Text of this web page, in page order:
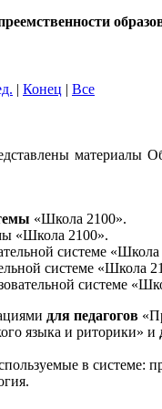
| Конец | Все
материалы
«Школа 2100».
«Школа 2100».
системе «Школа
системе «Школа
системе
для педагогов
языка и риторики» и
в системе: